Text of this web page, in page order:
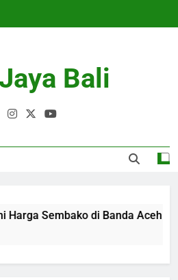
Bali
Sembako di Banda Aceh